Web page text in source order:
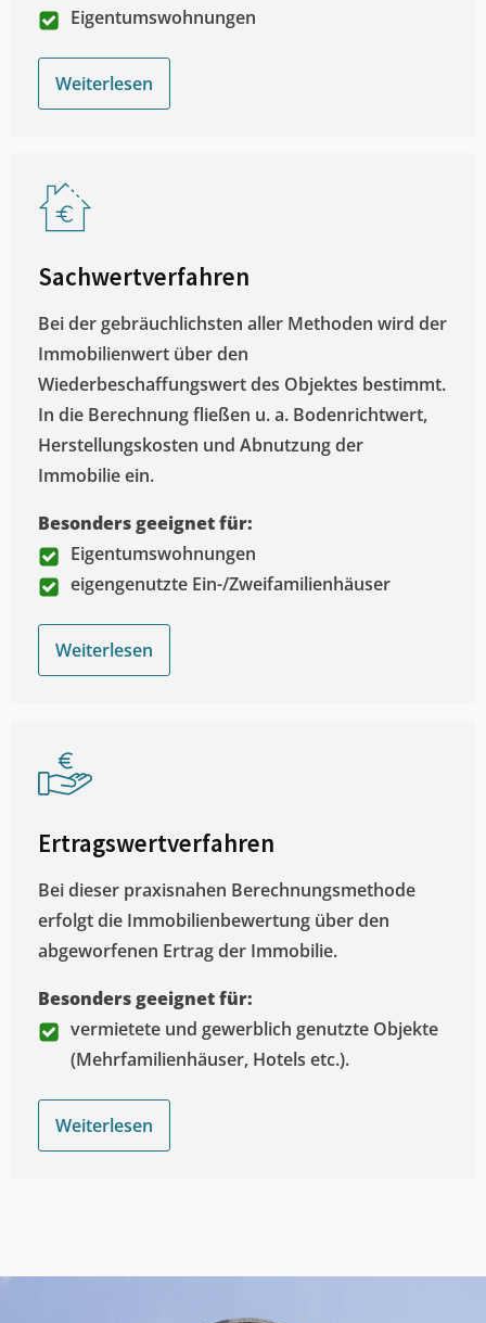
Eigentumswohnungen
Weiterlesen
Sachwertverfahren
Bei der gebräuchlichsten aller Methoden wird der
Immobilienwert über den
Wiederbeschaffungswert des Objektes bestimmt.
In die Berechnung fließen u. a. Bodenrichtwert,
Herstellungskosten und Abnutzung der
Immobilie ein.
Besonders geeignet für:
Eigentumswohnungen
eigengenutzte Ein-/Zweifamilienhäuser
Weiterlesen
Ertragswertverfahren
Bei dieser praxisnahen Berechnungsmethode
erfolgt die Immobilienbewertung über den
abgeworfenen Ertrag der Immobilie.
Besonders geeignet für:
vermietete und gewerblich genutzte Objekte
(Mehrfamilienhäuser, Hotels etc.).
Weiterlesen